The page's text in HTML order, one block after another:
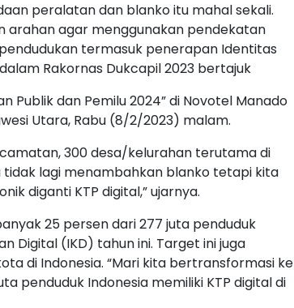
peralatan dan blanko itu mahal sekali.
arahan agar menggunakan pendekatan
termasuk penerapan Identitas
Rakornas Dukcapil 2023 bertajuk
Publik dan Pemilu 2024” di Novotel Manado
Utara, Rabu (8/2/2023) malam.
300 desa/kelurahan terutama di
tidak lagi menambahkan blanko tetapi kita
diganti KTP digital,” ujarnya.
25 persen dari 277 juta penduduk
Digital (IKD) tahun ini. Target ini juga
di Indonesia. “Mari kita bertransformasi ke
penduduk Indonesia memiliki KTP digital di